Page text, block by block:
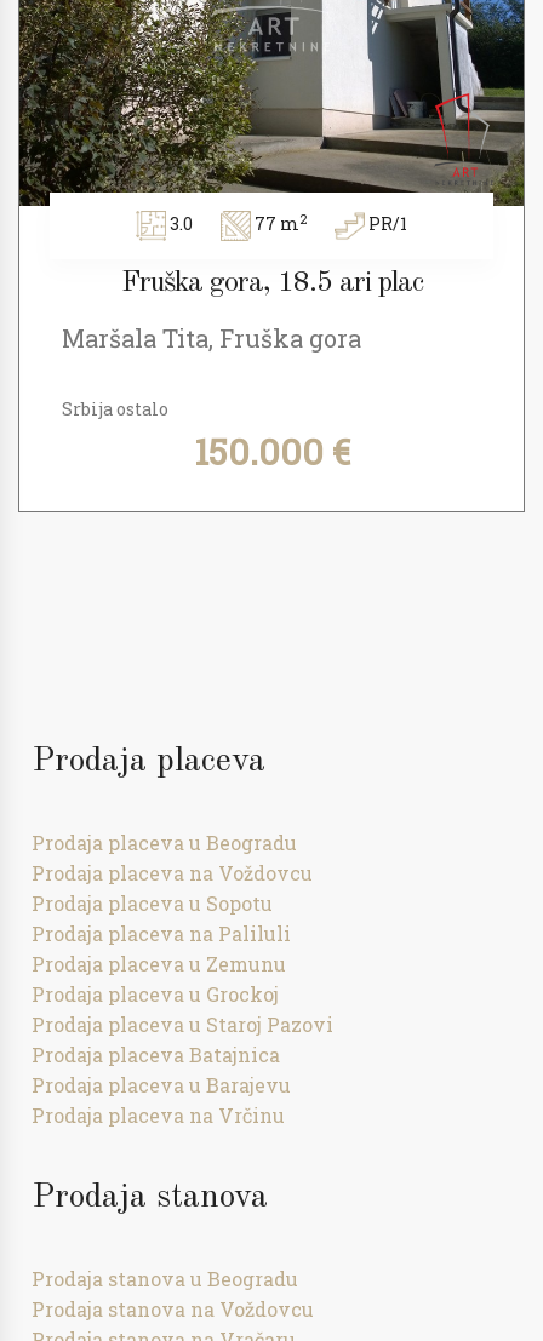
3.0 77 m2 PR/1
Fruška gora, 18.5 ari plac
Maršala Tita, Fruška gora
Srbija ostalo
150.000 €
Prodaja placeva
Prodaja placeva u Beogradu
Prodaja placeva na Voždovcu
Prodaja placeva u Sopotu
Prodaja placeva na Paliluli
Prodaja placeva u Zemunu
Prodaja placeva u Grockoj
Prodaja placeva u Staroj Pazovi
Prodaja placeva Batajnica
Prodaja placeva u Barajevu
Prodaja placeva na Vrčinu
Prodaja stanova
Prodaja stanova u Beogradu
Prodaja stanova na Voždovcu